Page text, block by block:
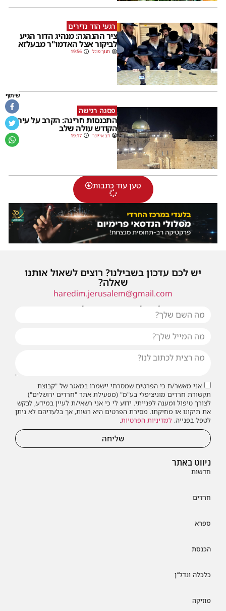
רגעי הוד נדירים
ציר ההנהגה: מנהיג הדור הגיע
לביקור אצל האדמו"ר מבעלזא
חנוך פוגל 19:56
פסגה רגישה
התכנסות חריגה: הקרב על עיר
הקודש עולה שלב
דב אייזנר 19:17
טען עוד כתבות
ניווט באתר
חדשות
חרדים
ספרא
הכנסת
כלכלה ונדל"ן
מוזיקה
יש לכם עדכון בשבילנו? רוצים לשאול אותנו
שאלה?
haredim.jerusalem@gmail.com
או שילחו אלינו פנייה ונחזור אליכם בהקדם
אני מאשר/ת כי הפרטים שמסרתי יישמרו במאגר של "קבוצת
תקשורת חרדים מוניציפלי בע"מ" (מפעילת אתר "חרדים ירושלים")
לצורך טיפול ומענה לפנייתי. ידוע לי כי אני רשאי/ת לעיין במידע, לבקש
את תיקונו או מחיקתו. מסירת הפרטים היא רשות, אך בלעדיהם לא ניתן
לטפל בפנייה. למדיניות הפרטיות.
שליחה
שיתוף